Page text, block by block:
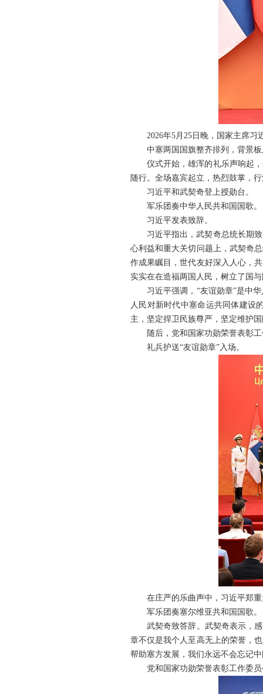
2026年5月25日晚，国家主席
中塞两国国旗整齐排列，背景
仪式开始，雄浑的礼乐声响起
随行。全场嘉宾起立，热烈鼓掌，
习近平和武契奇登上授勋台。
军乐团奏中华人民共和国国歌。
习近平发表致辞。
习近平指出，武契奇总统长期
心利益和重大关切问题上，武契奇
作成果瞩目，世代友好深入人心，
实实在在造福两国人民，树立了国
习近平强调，“友谊勋章”是中
人民对新时代中塞命运共同体建设
主，坚定捍卫民族尊严，坚定维护
随后，党和国家功勋荣誉表彰
礼兵护送“友谊勋章”入场。
在庄严的乐曲声中，习近平郑
军乐团奏塞尔维亚共和国国歌。
武契奇致答辞。武契奇表示，
章不仅是我个人至高无上的荣誉，
帮助塞方发展，我们永远不会忘记
党和国家功勋荣誉表彰工作委